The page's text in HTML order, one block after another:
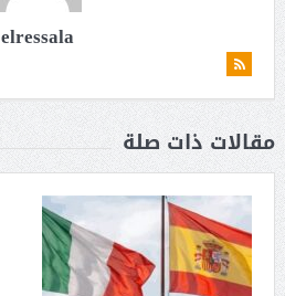
elressala
مقالات ذات صلة